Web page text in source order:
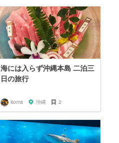
海には入らず沖縄本島 二泊三
日の旅行
koma 沖縄 2